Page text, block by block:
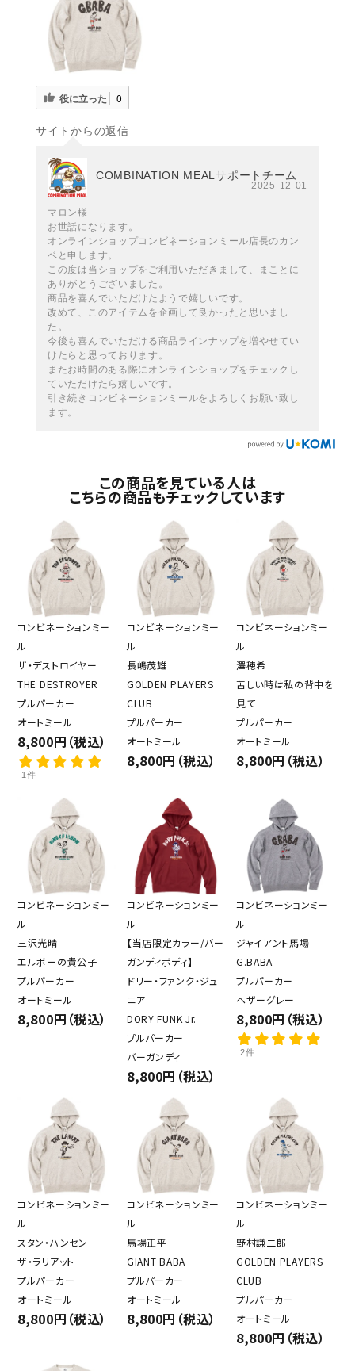
役に立った 0
サイトからの返信
COMBINATION MEALサポートチーム
2025-12-01
マロン様
お世話になります。
オンラインショップコンビネーションミール店長のカン
ベと申します。
この度は当ショップをご利用いただきまして、まことに
ありがとうございました。
商品を喜んでいただけたようで嬉しいです。
改めて、このアイテムを企画して良かったと思いまし
た。
今後も喜んでいただける商品ラインナップを増やせてい
けたらと思っております。
またお時間のある際にオンラインショップをチェックし
ていただけたら嬉しいです。
引き続きコンビネーションミールをよろしくお願い致し
ます。
この商品を見ている人は
こちらの商品もチェックしています
コンビネーションミー
ル
ザ・デストロイヤー
THE DESTROYER
プルパーカー
オートミール
8,800円（税込）
1件
コンビネーションミー
ル
長嶋茂雄
GOLDEN PLAYERS
CLUB
プルパーカー
オートミール
8,800円（税込）
コンビネーションミー
ル
澤穂希
苦しい時は私の背中を
見て
プルパーカー
オートミール
8,800円（税込）
コンビネーションミー
ル
三沢光晴
エルボーの貴公子
プルパーカー
オートミール
8,800円（税込）
コンビネーションミー
ル
【当店限定カラー/バー
ガンディボディ】
ドリー・ファンク・ジュ
ニア
DORY FUNK Jr.
プルパーカー
バーガンディ
8,800円（税込）
コンビネーションミー
ル
ジャイアント馬場
G.BABA
プルパーカー
ヘザーグレー
8,800円（税込）
2件
コンビネーションミー
ル
スタン・ハンセン
ザ・ラリアット
プルパーカー
オートミール
8,800円（税込）
コンビネーションミー
ル
馬場正平
GIANT BABA
プルパーカー
オートミール
8,800円（税込）
コンビネーションミー
ル
野村謙二郎
GOLDEN PLAYERS
CLUB
プルパーカー
オートミール
8,800円（税込）